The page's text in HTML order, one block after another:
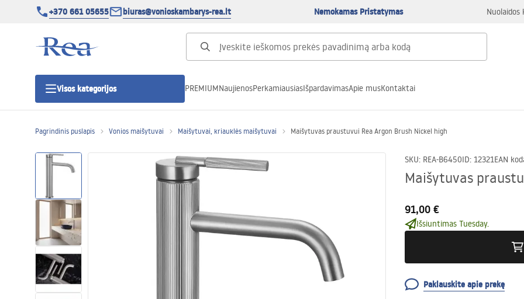
+370 661 05655 biuras@vonioskambarys-rea.lt Nemokamas Pristatymas Nuolaidos
Visos kategorijos
Dušo durys
Vonios dušo padėklai
Linijiniai dušo kanalai
Tualetai
PREMIUMNaujienosPerkamiausiasIšpardavimasApie musKontaktai
Pagrindinis puslapis Vonios maišytuvai Maišytuvai, kriauklės maišytuvai Maišytuvas praustuvui Rea Argon Brush Nickel high
SKU: REA-B6450ID: 12321EAN
Maišytuvas
91,00 €
Išsiuntimas Tuesday.
Paklauskite apie prekę